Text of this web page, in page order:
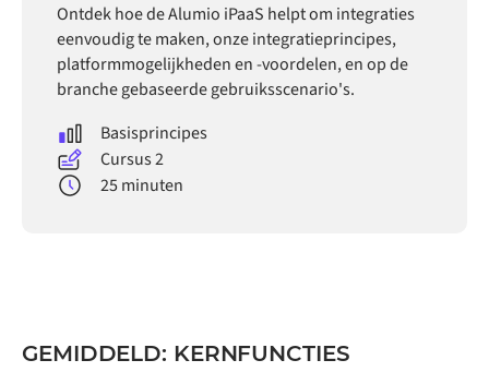
Ontdek hoe de Alumio iPaaS helpt om integraties
eenvoudig te maken, onze integratieprincipes,
platformmogelijkheden en -voordelen, en op de
branche gebaseerde gebruiksscenario's.
Basisprincipes
Cursus 2
25 minuten
GEMIDDELD: KERNFUNCTIES